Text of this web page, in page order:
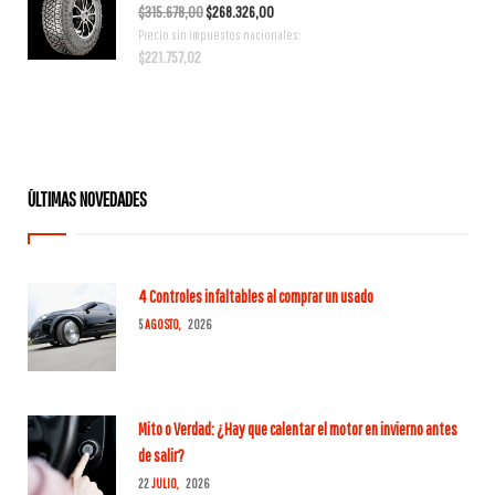
$315.678,00El
precio
$268.326,00El
precio
Precio sin impuestos nacionales:
$221.757,02
ÚLTIMAS NOVEDADES
4 Controles infaltables al comprar un usado
5AGOSTO, 2026
Mito o Verdad: ¿Hay que calentar el motor en invierno antes
de salir?
22JULIO, 2026